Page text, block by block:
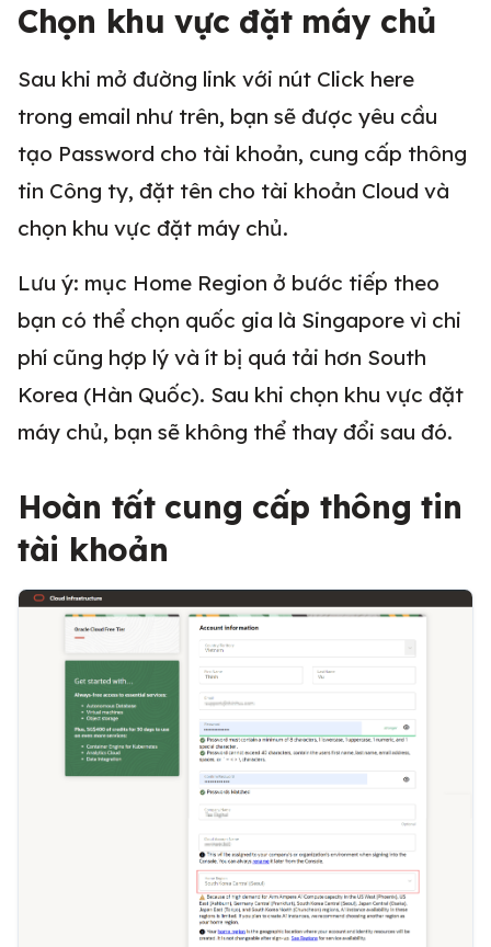
Chọn khu vực đặt máy chủ
Sau khi mở đường link với nút Click here
trong email như trên, bạn sẽ được yêu cầu
tạo Password cho tài khoản, cung cấp thông
tin Công ty, đặt tên cho tài khoản Cloud và
chọn khu vực đặt máy chủ.
Lưu ý: mục Home Region ở bước tiếp theo
bạn có thể chọn quốc gia là Singapore vì chi
phí cũng hợp lý và ít bị quá tải hơn South
Korea (Hàn Quốc). Sau khi chọn khu vực đặt
máy chủ, bạn sẽ không thể thay đổi sau đó.
Hoàn tất cung cấp thông tin
tài khoản